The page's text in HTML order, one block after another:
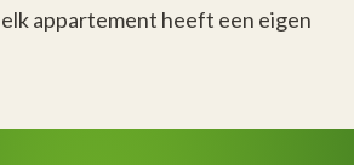
appartement heeft een eigen